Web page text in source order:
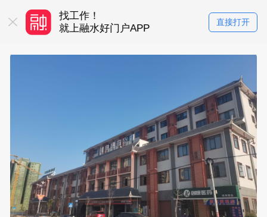
平台
找工作！
就上融水好门户APP
买房卖房！
就上融水好门
直接打开